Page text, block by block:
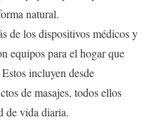
natural.
de los dispositivos médicos y
equipos para el hogar que
incluyen desde
de masajes, todos ellos
de vida diaria.